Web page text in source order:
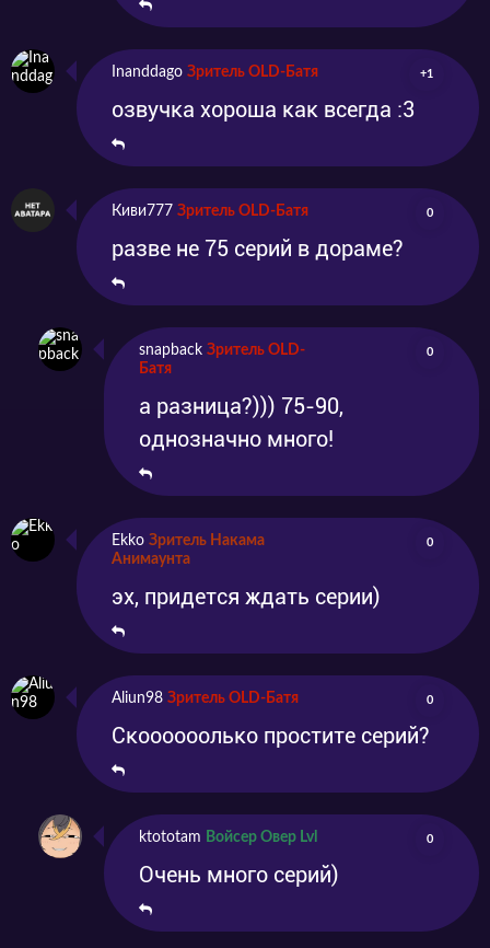
Inanddago Зритель OLD-Батя +1
озвучка хороша как всегда :3
Киви777 Зритель OLD-Батя 0
разве не 75 серий в дораме?
snapback Зритель OLD-
Батя
0
а разница?))) 75-90,
однозначно много!
Ekko Зритель Накама
Анимаунта
0
эх, придется ждать серии)
Aliun98 Зритель OLD-Батя 0
Скоооооолько простите серий?
ktototam Войсер Овер Lvl 0
Очень много серий)